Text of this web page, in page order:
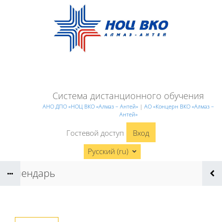
Перейти к основному содержанию
Система дистанционного обучения
АНО ДПО «НОЦ ВКО «Алмаз – Антей» | АО «Концерн ВКО «Алмаз –
Антей»
Гостевой доступ
Вход
Русский ‎(ru)‎
Календарь